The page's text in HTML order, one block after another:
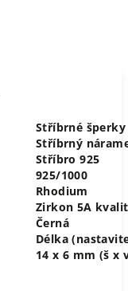
Stříbrné šperky
Stříbrný
Stříbro 925
925/1000
Rhodium
Zirkon 5A
Černá
Délka
14 x 6 mm (š x